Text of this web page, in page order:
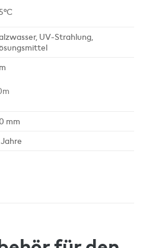
UV-Strahlung,
mm